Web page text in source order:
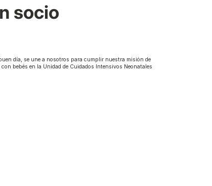
socio
día, se une a nosotros para cumplir nuestra misión de
bebés en la Unidad de Cuidados Intensivos Neonatales